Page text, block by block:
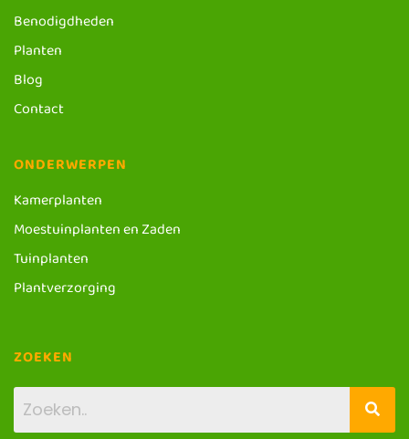
Benodigdheden
Planten
Blog
Contact
ONDERWERPEN
Kamerplanten
Moestuinplanten en Zaden
Tuinplanten
Plantverzorging
ZOEKEN